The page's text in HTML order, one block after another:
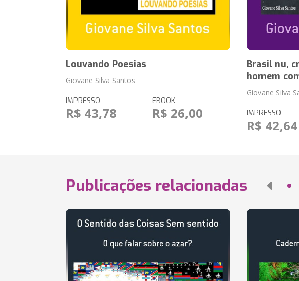
Louvando Poesias
Giovane Silva Santos
IMPRESSO
R$ 43,78
EBOOK
R$ 26,00
Brasil nu,
homem
Giovane Silva
IMPRESSO
R$ 42,64
Publicações relacionadas